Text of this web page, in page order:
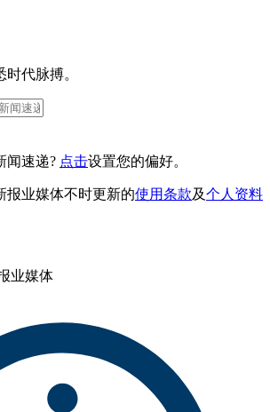
代脉搏。
闻速递? 点击设置您的偏好。
报业媒体不时更新的使用条款及个人资料
业媒体